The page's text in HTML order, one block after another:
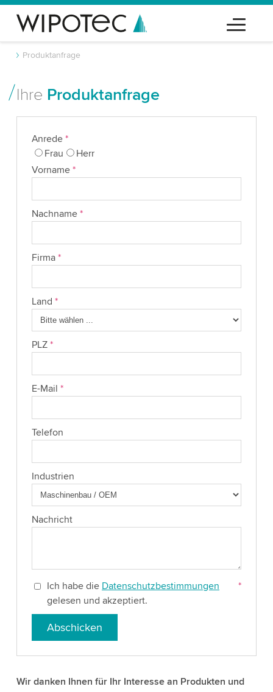
Produktanfrage
Ihre Produktanfrage
Anrede *
Frau
Herr
Vorname *
Nachname *
Firma *
Land *
PLZ *
E-Mail *
Telefon
Industrien
Nachricht
Ich habe die Datenschutzbestimmungen
gelesen und akzeptiert.
*
Abschicken
Wir danken Ihnen für Ihr Interesse an Produkten und